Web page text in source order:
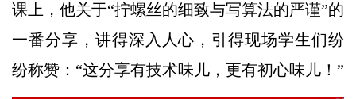
课上，他关于“拧螺丝的细致与写算法的严谨”的
一番分享，讲得深入人心，引得现场学生们纷
纷称赞：“这分享有技术味儿，更有初心味儿！”